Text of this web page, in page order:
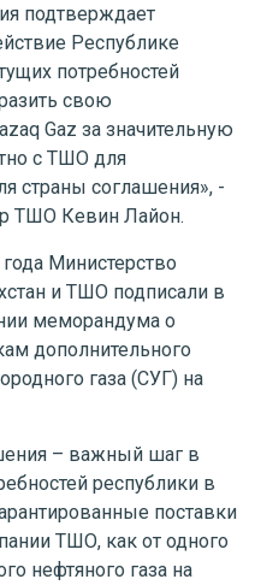
подтверждает
Республике
потребностей
свою
Gaz за значительную
с ТШО для
страны соглашения», -
ТШО Кевин Лайон.
Министерство
и ТШО подписали в
меморандума о
дополнительного
газа (СУГ) на
– важный шаг в
республики в
поставки
ТШО, как от одного
нефтяного газа на